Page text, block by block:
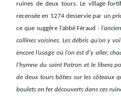
ruines de deux tours. Le village
recensée en 1274 desservie par un
ce que suggère l’abbé Féraud :
collines voisines. Les débris qu’on y
encore l’usage où l’on est d’y aller,
l’hymne du saint Patron et le libera
de deux tours bâties sur les côteaux
boulets en fer découverts dans ces